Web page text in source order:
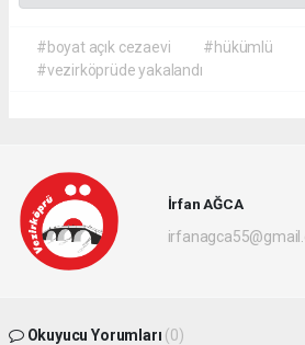
#boyat açık cezaevi #hükümlü
#vezirköprüde yakalandı
İrfan AĞCA
Okuyucu Yorumları (0)